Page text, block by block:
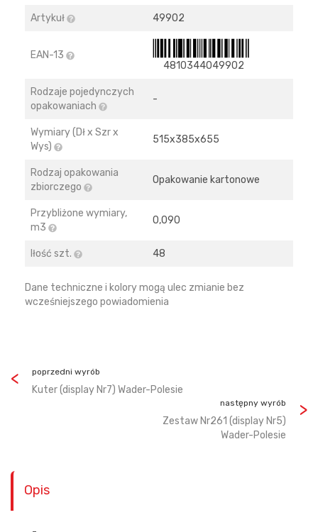
Artykuł 49902
EAN-13
4810344049902
Rodzaje pojedynczych
opakowaniach
-
Wymiary (Dł x Szr x
Wys)
515х385х655
Rodzaj opakowania
zbiorczego
Opakowanie kartonowe
Przybliżone wymiary,
m3
0,090
Iłość szt. 48
Dane techniczne i kolory mogą ulec zmianie bez
wcześniejszego powiadomienia
poprzedni wyrób
Kuter (display Nr7) Wader-Polesie
następny wyrób
Zestaw Nr261 (display Nr5)
Wader-Polesie
Opis